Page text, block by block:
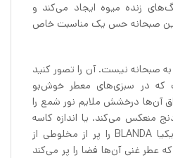
زنده میوه ایجاد می‌کند و
صبحانه حس یک مناسبت خاص
صبحانه نیست. آن را تصور کنید
که در سبزی‌های معطر خوش‌بو
آن‌ها درخشش ملایم نور شمع را
منعکس می‌کند. یا اندازه کاسه
بامبو قطر 12 سانتی متر ایکیا BLANDA را پر از مخلوطی از
عطر غنی آن‌ها فضا را پر می‌کند